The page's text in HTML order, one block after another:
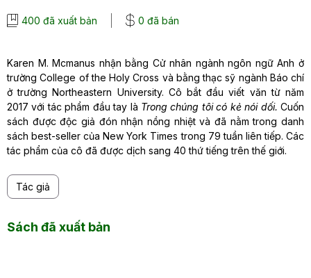
400 đã xuất bản 0 đã bán
Karen M. Mcmanus nhận bằng Cử nhân ngành ngôn ngữ Anh ở
trường College of the Holy Cross và bằng thạc sỹ ngành Báo chí
ở trường Northeastern University. Cô bắt đầu viết văn từ năm
2017 với tác phẩm đầu tay là Trong chúng tôi có kẻ nói dối.Cuốn
sách được độc giả đón nhận nồng nhiệt và đã nằm trong danh
sách best-seller của New York Times trong 79 tuần liên tiếp. Các
tác phẩm của cô đã được dịch sang 40 thứ tiếng trên thế giới.
Tác giả
Sách đã xuất bản